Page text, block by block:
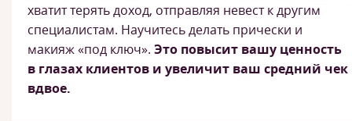
хватит терять доход, отправляя невест к другим
специалистам. Научитесь делать прически и
макияж «под ключ». Это повысит вашу ценность
в глазах клиентов и увеличит ваш средний чек
вдвое.